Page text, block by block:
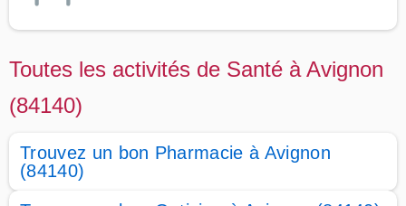
Toutes les activités de Santé à Avignon
(84140)
Trouvez un bon Pharmacie à Avignon
(84140)